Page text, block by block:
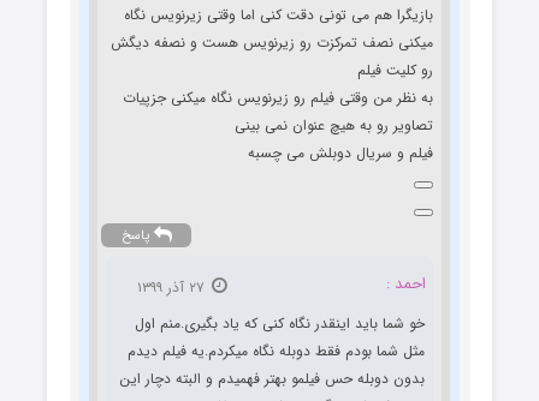
بازیگرا هم می تونی دقت کنی اما وقتی زیرنویس نگاه
میکنی نصف تمرکزت رو زیرنویس هست و نصفه دیگش
رو کلیت فیلم
به نظر من وقتی فیلم رو زیرنویس نگاه میکنی جزپیات
تصاویر رو به هیچ عنوان نمی بینی
فیلم و سریال دوبلش می چسبه
پاسخ
احمد :
خو شما باید اینقدر نگاه کنی که یاد بگیری.منم اول
مثل شما بودم فقط دوبله نگاه میکردم.یه فیلم دیدم
بدون دوبله حس فیلمو بهتر فهمیدم و البته دچار این